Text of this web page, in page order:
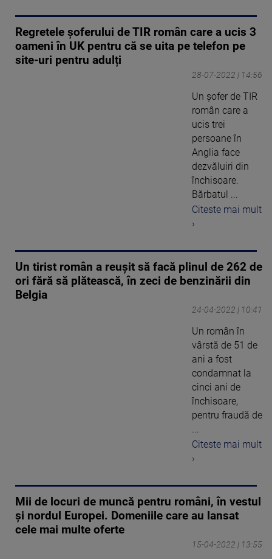
Regretele șoferului de TIR român care a ucis 3
oameni în UK pentru că se uita pe telefon pe
site-uri pentru adulți
28-07-2022 | 14:56
Un șofer de TIR
român care a
ucis trei
persoane în
Anglia face
dezvăluiri din
închisoare.
Bărbatul ...
Citeste mai mult
›
Un tirist român a reușit să facă plinul de 262 de
ori fără să plătească, în zeci de benzinării din
Belgia
24-04-2022 | 10:41
Un român în
vârstă de 51 de
ani a fost
condamnat la
cinci ani de
închisoare,
pentru fraudă de
...
Citeste mai mult
›
Mii de locuri de muncă pentru români, în vestul
și nordul Europei. Domeniile care au lansat
cele mai multe oferte
15-04-2022 | 13:55